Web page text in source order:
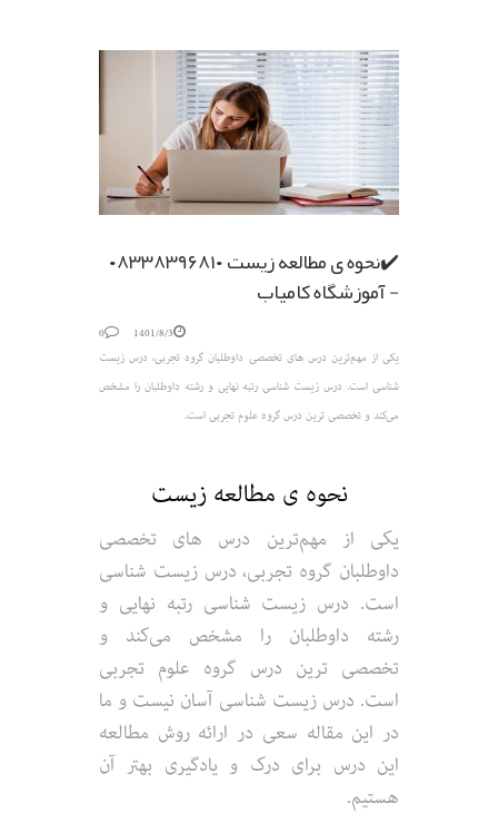
✔️نحوه ی مطالعه زیست ۰۸۳۳۸۳۹۶۸۱۰
- آموزشگاه کامیاب
1401/8/3
0
یکی از مهم‌ترین درس های تخصصی داوطلبان گروه تجربی، درس زیست
شناسی است. درس زیست شناسی رتبه نهایی و رشته داوطلبان را مشخص
می‌کند و تخصصی ترین درس گروه علوم تجربی است.
نحوه ی مطالعه زیست
یکی از مهم‌ترین درس های تخصصی
داوطلبان گروه تجربی، درس زیست شناسی
است. درس زیست شناسی رتبه نهایی و
رشته داوطلبان را مشخص می‌کند و
تخصصی ترین درس گروه علوم تجربی
است. درس زیست شناسی آسان نیست و ما
در این مقاله سعی در ارائه روش مطالعه
این درس برای درک و یادگیری بهتر آن
هستیم.